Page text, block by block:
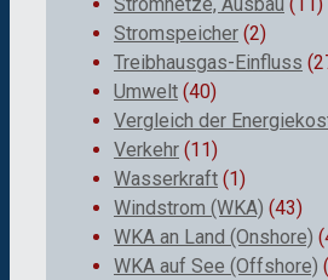
Stromspeicher (2)
Treibhausgas-Einfluss
Umwelt (40)
Vergleich der
Verkehr (11)
Wasserkraft (1)
Windstrom (WKA) (43)
WKA an Land (Onshore)
WKA auf See (Offshore)